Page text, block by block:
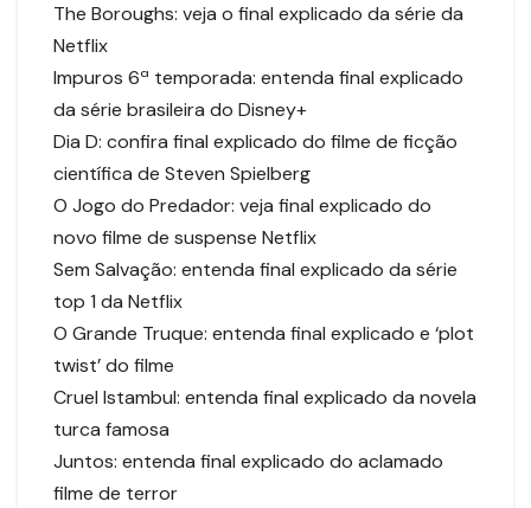
The Boroughs: veja o final explicado da série da
Netflix
Impuros 6ª temporada: entenda final explicado
da série brasileira do Disney+
Dia D: confira final explicado do filme de ficção
científica de Steven Spielberg
O Jogo do Predador: veja final explicado do
novo filme de suspense Netflix
Sem Salvação: entenda final explicado da série
top 1 da Netflix
O Grande Truque: entenda final explicado e ‘plot
twist’ do filme
Cruel Istambul: entenda final explicado da novela
turca famosa
Juntos: entenda final explicado do aclamado
filme de terror